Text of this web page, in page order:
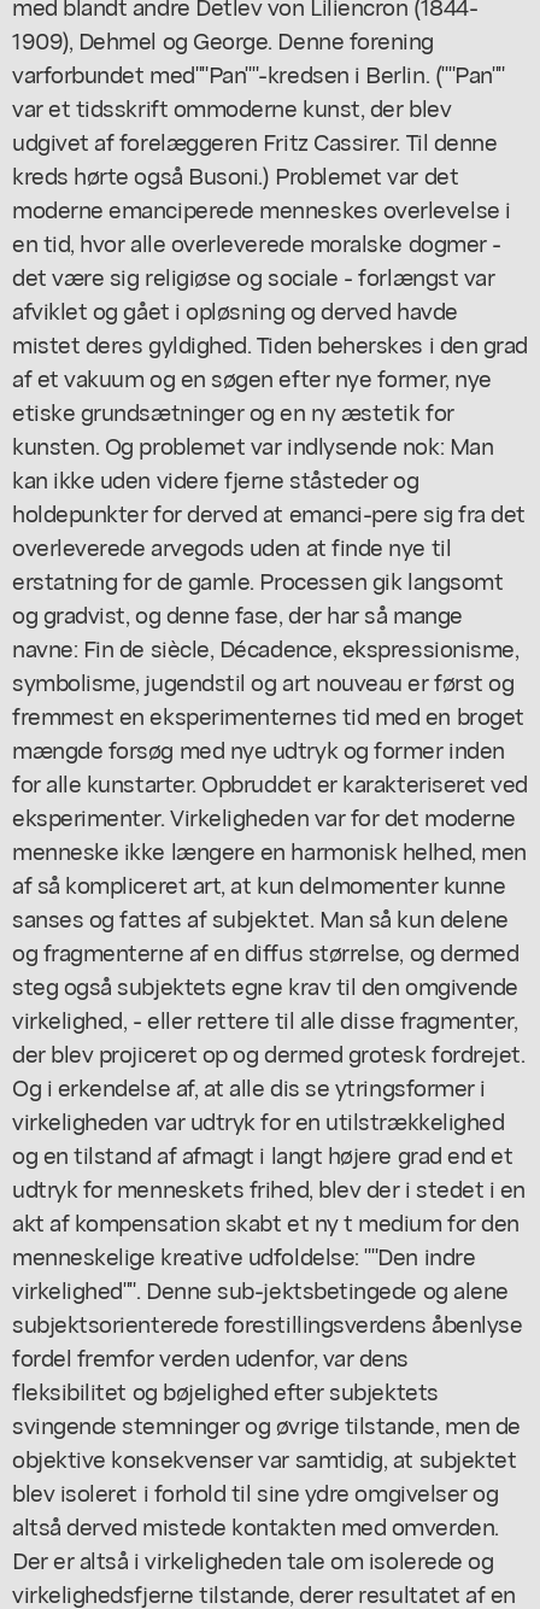
1909), Dehmel og George. Denne forening
varforbundet med""Pan""-kredsen i Berlin. (""Pan""
var et tidsskrift ommoderne kunst, der blev
udgivet af forelæggeren Fritz Cassirer. Til denne
kreds hørte også Busoni.) Problemet var det
moderne emanciperede menneskes overlevelse i
en tid, hvor alle overleverede moralske dogmer -
det være sig religiøse og sociale - forlængst var
afviklet og gået i opløsning og derved havde
mistet deres gyldighed. Tiden beherskes i den grad
af et vakuum og en søgen efter nye former, nye
etiske grundsætninger og en ny æstetik for
kunsten. Og problemet var indlysende nok: Man
kan ikke uden videre fjerne ståsteder og
holdepunkter for derved at emanci-pere sig fra det
overleverede arvegods uden at finde nye til
erstatning for de gamle. Processen gik langsomt
og gradvist, og denne fase, der har så mange
navne: Fin de siècle, Décadence, ekspressionisme,
symbolisme, jugendstil og art nouveau er først og
fremmest en eksperimenternes tid med en broget
mængde forsøg med nye udtryk og former inden
for alle kunstarter. Opbruddet er karakteriseret ved
eksperimenter. Virkeligheden var for det moderne
menneske ikke længere en harmonisk helhed, men
af så kompliceret art, at kun delmomenter kunne
sanses og fattes af subjektet. Man så kun delene
og fragmenterne af en diffus størrelse, og dermed
steg også subjektets egne krav til den omgivende
virkelighed, - eller rettere til alle disse fragmenter,
der blev projiceret op og dermed grotesk fordrejet.
Og i erkendelse af, at alle dis se ytringsformer i
virkeligheden var udtryk for en utilstrækkelighed
og en tilstand af afmagt i langt højere grad end et
udtryk for menneskets frihed, blev der i stedet i en
akt af kompensation skabt et ny t medium for den
menneskelige kreative udfoldelse: ""Den indre
virkelighed"". Denne sub-jektsbetingede og alene
subjektsorienterede forestillingsverdens åbenlyse
fordel fremfor verden udenfor, var dens
fleksibilitet og bøjelighed efter subjektets
svingende stemninger og øvrige tilstande, men de
objektive konsekvenser var samtidig, at subjektet
blev isoleret i forhold til sine ydre omgivelser og
altså derved mistede kontakten med omverden.
Der er altså i virkeligheden tale om isolerede og
virkelighedsfjerne tilstande, derer resultatet af en